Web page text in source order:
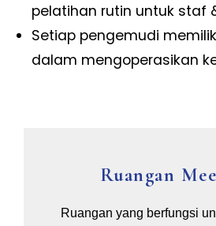
pelatihan rutin untuk staf
Setiap pengemudi
dalam mengoperasikan
Ruangan
Ruangan yang berfungsi